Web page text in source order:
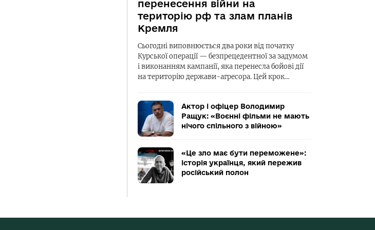
перенесення війни на
територію рф та злам планів
Кремля
Сьогодні виповнюється два роки від початку
Курської операції — безпрецедентної за задумом
і виконанням кампанії, яка перенесла бойові дії
на територію держави-агресора. Цей крок…
Актор і офіцер Володимир
Ращук: «Воєнні фільми не мають
нічого спільного з війною»
«Це зло має бути переможене»:
історія українця, який пережив
російський полон